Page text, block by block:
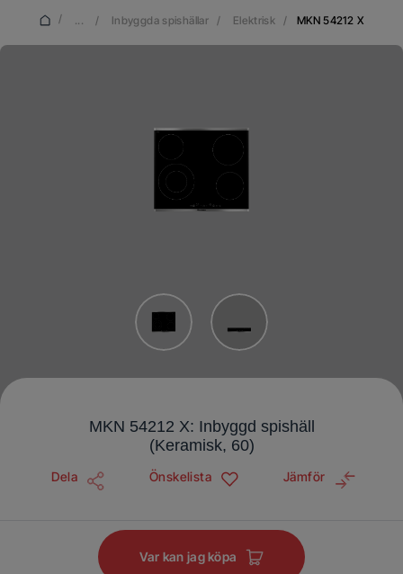
/ ... / Inbyggda spishällar / Elektrisk / MKN 54212 X
MKN 54212 X: Inbyggd spishäll
(Keramisk, 60)
Dela Önskelista Jämför
Var kan jag köpa